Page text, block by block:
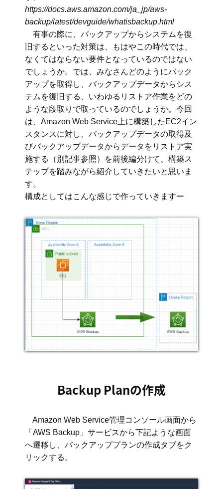
https://docs.aws.amazon.com/ja_jp/aws-
backup/latest/devguide/whatisbackup.html
有事の際に、バックアップからシステムを復
旧するといった対策は、もはやこの時代では、
なくてはならない要件となっているのではない
でしょうか。では、みなさんどのようにバック
アップを取得し、バックアップデータからシス
テムを復旧する、いわゆるリストア作業をどの
ような段取りで取っているのでしょうか。今回
は、Amazon Web Service上に構築したEC2イン
スタンスに対し、バックアップデータの取得及
びバックアップデータからデータをリストア実
施する（別記事参照）を前後編分けて、構築ス
テップを踏みながら紹介していきたいと思いま
す。
構成としてはこんな感じで作っていきますー
Backup Planの作成
Amazon Web Service管理コンソール画面から
「AWS Backup」サービスから下記ような画面
へ遷移し、バックアッププランの作成タブをク
リックする。